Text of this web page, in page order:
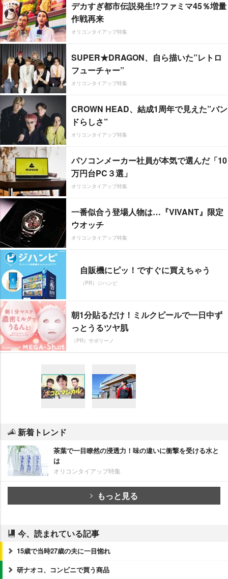
デカすぎ都市伝説発生!?ファミマ45％増量
作戦再来
オリコンタイアップ特集
SUPER★DRAGON、自ら描いた”レトロ
フューチャー”
オリコンタイアップ特集
CROWN HEAD、結成1周年で見えた”バン
ドらしさ”
オリコンタイアップ特集
パソコンメーカー社員が本気で選んだ「10
万円台PC３選」
オリコンタイアップ特集
一番似合う登場人物は…『VIVANT』限定
ウオッチ
オリコンタイアップ特集
自販機にピッ！ですぐに買えちゃう
（PR）ジハンピ
朝1分貼るだけ！ミルクピールで一日中ず
っとうるツヤ肌
（PR）サボリーノ
新着トレンド
茶葉で一目瞭然の浸透力！味の違いに衝撃を受ける水と
は
オリコンタイアップ特集
もっと見る
今、読まれている記事
15歳で当時27歳の夫に一目惚れ
研ナオコ、コンビニで買う商品